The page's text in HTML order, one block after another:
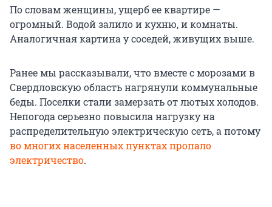
По словам женщины, ущерб ее квартире —
огромный. Водой залило и кухню, и комнаты.
Аналогичная картина у соседей, живущих выше.
Ранее мы рассказывали, что вместе с морозами в
Свердловскую область нагрянули коммунальные
беды. Поселки стали замерзать от лютых холодов.
Непогода серьезно повысила нагрузку на
распределительную электрическую сеть, а потому
во многих населенных пунктах пропало
электричество.